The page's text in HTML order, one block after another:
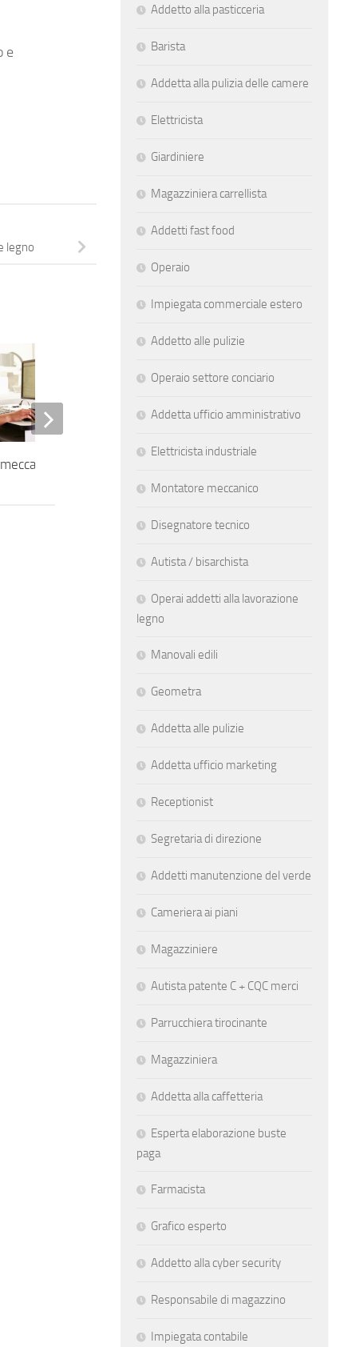
e
legno
Addetto alla pasticceria
Barista
Addetta alla pulizia delle camere
Elettricista
Giardiniere
Magazziniera carrellista
Addetti fast food
Operaio
Impiegata commerciale estero
Addetto alle pulizie
Operaio settore conciario
Addetta ufficio amministrativo
Elettricista industriale
Montatore meccanico
Disegnatore tecnico
Autista / bisarchista
Operai addetti alla lavorazione
legno
Manovali edili
Geometra
Addetta alle pulizie
Addetta ufficio marketing
Receptionist
Segretaria di direzione
Addetti manutenzione del verde
Cameriera ai piani
Magazziniere
Autista patente C + CQC merci
Parrucchiera tirocinante
Magazziniera
Addetta alla caffetteria
Esperta elaborazione buste
paga
Farmacista
Grafico esperto
Addetto alla cyber security
Responsabile di magazzino
Impiegata contabile